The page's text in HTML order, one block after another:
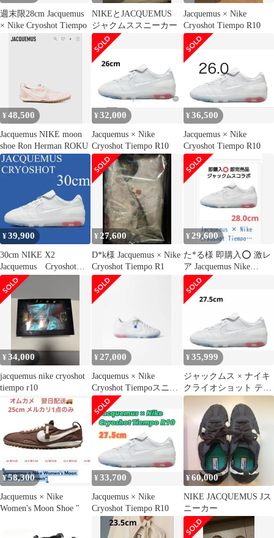
週末限28cm Jacquemus
× Nike Cryoshot Tiempo
NIKEとJACQUEMUS
ジャクムススニーカー
Jacquemus × Nike
Cryoshot Tiempo R10
¥48,500
Jacquemus NIKE moon
shoe Ron Herman ROKU
¥32,000
Jacquemus × Nike
Cryoshot Tiempo R10
¥36,500
Jacquemus × Nike
Cryoshot Tiempo R10
¥39,900
30cm NIKE X2
Jacquemus Cryoshot
Tiempo
¥27,600
D*k様 Jacquemus × Nike
Cryoshot Tiempo R1
¥29,600
た*る様 即購入️⭕️ 激レ
ア Jacquemus Nike
Cryoshot
¥34,000
jacquemus nike cryoshot
tiempo r10
¥ 27,000
Jacquemus × Nike
Cryoshot Tiempoスニー
カー M9
¥35,999
ジャックムス × ナイキ
クライオショット ティ
エンポ R10
¥58,300
Jacquemus × Nike
Women's Moon Shoe "
¥33,700
Jacquemus × Nike
Cryoshot Tiempo R10
¥60,000
NIKE JACQUEMUS Jス
ニーカー